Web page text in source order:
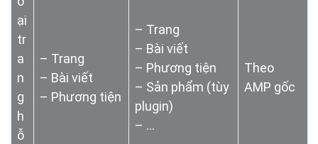
ại
tr
a
n
g
h
ỗ
– Trang
– Bài viết
– Phương tiện
– Trang
– Bài viết
– Phương tiện
– Sản phẩm (tùy
plugin)
– …
Theo
AMP gốc